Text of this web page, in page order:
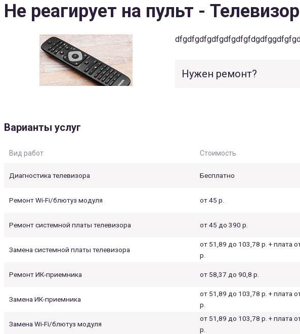
Не реагирует на пульт - Телевизор
Нужен ремонт?
Варианты услуг
Вид работ Стоимость
Диагностика телевизора Бесплатно
Ремонт Wi-Fi/блютуз модуля от 45 р.
Ремонт системной платы телевизора от 45 до 390 р.
Замена системной платы телевизора
от 51,89 до 103,78 р. + плата
р.
Ремонт ИК-приемника от 58,37 до 90,8 р.
Замена ИК-приемника
от 51,89 до 103,78 р. + плата
р.
Замена Wi-Fi/блютуз модуля
от 51,89 до 103,78 р. + плата
р.